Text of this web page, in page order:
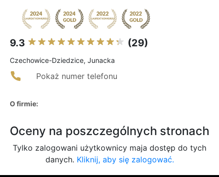
9.3 (29)
Czechowice-Dziedzice, Junacka
Pokaż numer telefonu
O firmie:
Oceny na poszczególnych stronach
Tylko zalogowani użytkownicy maja dostęp do tych
danych. Kliknij, aby się zalogować.